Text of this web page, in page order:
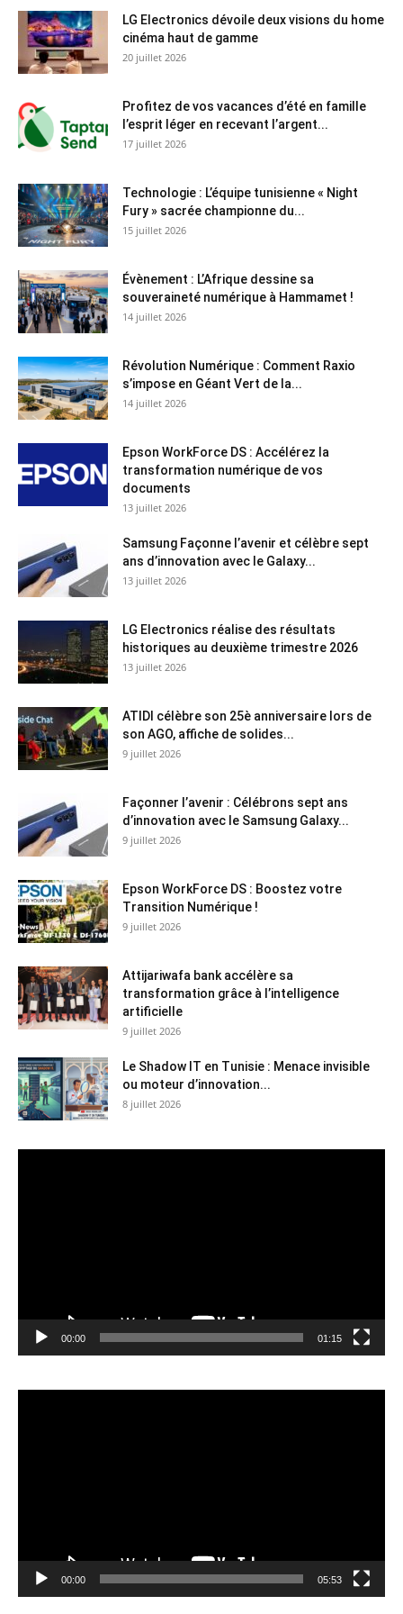
LG Electronics dévoile deux visions du home
cinéma haut de gamme
20 juillet 2026
Profitez de vos vacances d’été en famille
l’esprit léger en recevant l’argent...
17 juillet 2026
Technologie : L’équipe tunisienne « Night
Fury » sacrée championne du...
15 juillet 2026
Évènement : L’Afrique dessine sa
souveraineté numérique à Hammamet !
14 juillet 2026
Révolution Numérique : Comment Raxio
s’impose en Géant Vert de la...
14 juillet 2026
Epson WorkForce DS : Accélérez la
transformation numérique de vos
documents
13 juillet 2026
Samsung Façonne l’avenir et célèbre sept
ans d’innovation avec le Galaxy...
13 juillet 2026
LG Electronics réalise des résultats
historiques au deuxième trimestre 2026
13 juillet 2026
ATIDI célèbre son 25è anniversaire lors de
son AGO, affiche de solides...
9 juillet 2026
Façonner l’avenir : Célébrons sept ans
d’innovation avec le Samsung Galaxy...
9 juillet 2026
Epson WorkForce DS : Boostez votre
Transition Numérique !
9 juillet 2026
Attijariwafa bank accélère sa
transformation grâce à l’intelligence
artificielle
9 juillet 2026
Le Shadow IT en Tunisie : Menace invisible
ou moteur d’innovation...
8 juillet 2026
00:00 01:15
00:00 05:53